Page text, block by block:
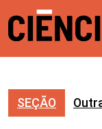
SEÇÃO